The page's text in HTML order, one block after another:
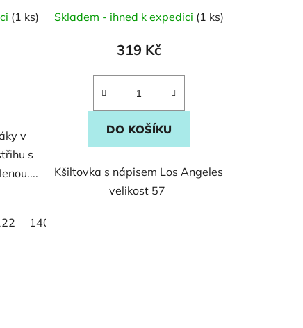
(1 ks)
v
s
140
Skladem - ihned k expedici (1 ks)
319 Kč
DO KOŠÍKU
Kšiltovka s nápisem Los Angeles
velikost 57